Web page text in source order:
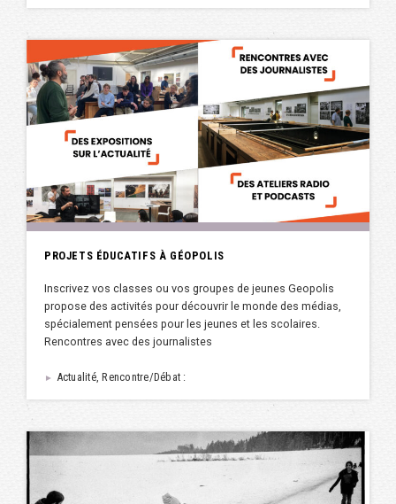
PROJETS ÉDUCATIFS À GÉOPOLIS
Inscrivez vos classes ou vos groupes de jeunes Geopolis
propose des activités pour découvrir le monde des médias,
spécialement pensées pour les jeunes et les scolaires.
Rencontres avec des journalistes
► Actualité, Rencontre/Débat :